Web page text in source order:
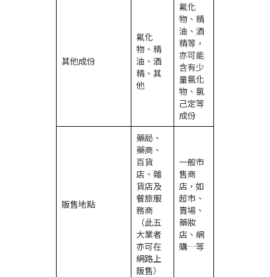
其他成份
氟化
物、精
油、酒
精、其
他
氟化
物、精
油、酒
精等，
亦可能
含有少
量氯化
物、氯
己定等
成份
販售地點
藥局、
藥商、
百貨
店、雜
貨店及
餐旅服
務商
（此五
大業者
亦可在
網路上
販售）
一般市
售商
店，如
超市、
賣場、
藥妝
店、網
購…等